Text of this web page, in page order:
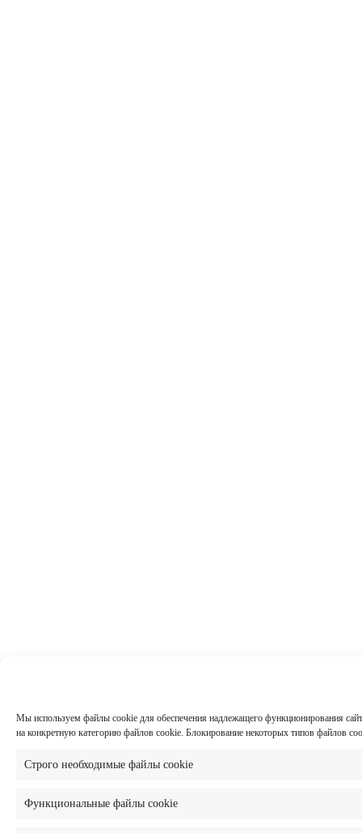
Мы используем файлы cookie для обеспечения надлежащего функционирования
на конкретную категорию файлов cookie. Блокирование некоторых типов файлов
Строго необходимые файлы cookie
Функциональные файлы cookie